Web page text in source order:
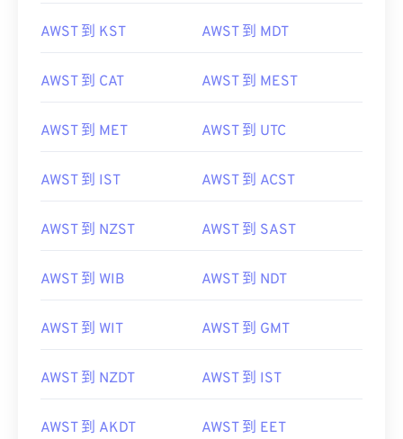
AWST 到 KST AWST 到 MDT
AWST 到 CAT AWST 到 MEST
AWST 到 MET AWST 到 UTC
AWST 到 IST AWST 到 ACST
AWST 到 NZST AWST 到 SAST
AWST 到 WIB AWST 到 NDT
AWST 到 WIT AWST 到 GMT
AWST 到 NZDT AWST 到 IST
AWST 到 AKDT AWST 到 EET